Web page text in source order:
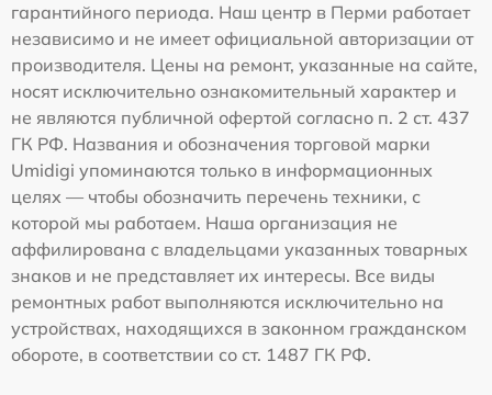
гарантийного периода. Наш центр в Перми работает
независимо и не имеет официальной авторизации от
производителя. Цены на ремонт, указанные на сайте,
носят исключительно ознакомительный характер и
не являются публичной офертой согласно п. 2 ст. 437
ГК РФ. Названия и обозначения торговой марки
Umidigi упоминаются только в информационных
целях — чтобы обозначить перечень техники, с
которой мы работаем. Наша организация не
аффилирована с владельцами указанных товарных
знаков и не представляет их интересы. Все виды
ремонтных работ выполняются исключительно на
устройствах, находящихся в законном гражданском
обороте, в соответствии со ст. 1487 ГК РФ.